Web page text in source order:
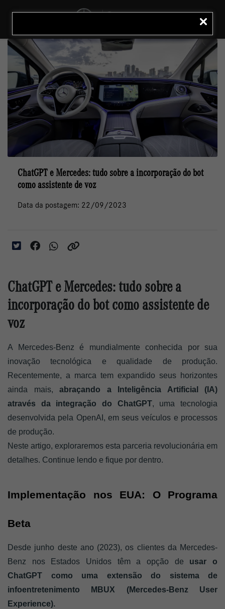
LIGAR
ChatGPT e Mercedes: tudo sobre a incorporação do bot
como assistente de voz
Data da postagem: 22/09/2023
ChatGPT e Mercedes: tudo sobre a
incorporação do bot como assistente de
voz
A Mercedes-Benz é mundialmente conhecida por sua
inovação tecnológica e qualidade de produção.
Recentemente, a marca tem expandido seus horizontes
ainda mais, abraçando a Inteligência Artificial (IA)
através da integração do ChatGPT, uma tecnologia
desenvolvida pela OpenAI, em seus veículos e processos
de produção.
Neste artigo, exploraremos esta parceria revolucionária em
detalhes. Continue lendo e fique por dentro.
Implementação nos EUA: O Programa
Beta
Desde junho deste ano (2023), os clientes da Mercedes-
Benz nos Estados Unidos têm a opção de usar o
ChatGPT como uma extensão do sistema de
infoentretenimento MBUX (Mercedes-Benz User
Experience).